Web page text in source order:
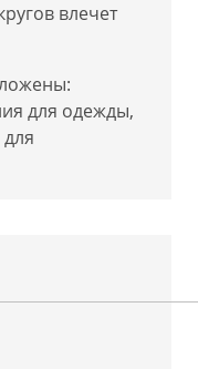
влечет
для одежды,